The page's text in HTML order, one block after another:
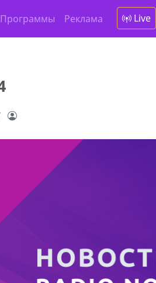
Программы Реклама Live